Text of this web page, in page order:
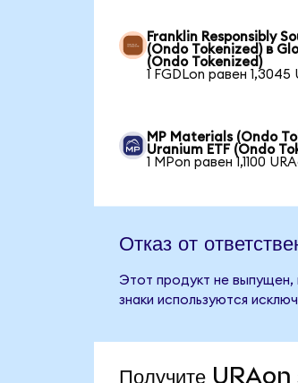
Franklin Responsibly
(Ondo Tokenized) в
(Ondo Tokenized)
1 FGDLon равен 1,3045
MP Materials (Ondo
Uranium ETF (Ondo
1 MPon равен 1,1100
Отказ от
Этот продукт не выпущен,
знаки используются
Получите URAon